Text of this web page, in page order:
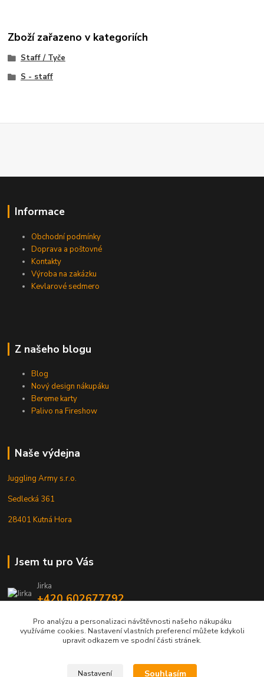
Zboží zařazeno v kategoriích
Staff / Tyče
S - staff
Informace
Obchodní podmínky
Doprava a poštovné
Kontakty
Výroba na zakázku
Kevlarové sedmero
Z našeho blogu
Blog
Nový design nákupáku
Bereme karty
Palivo na Fireshow
Naše výdejna
Juggling Army s.r.o.
Sedlecká 361
28401 Kutná Hora
Jsem tu pro Vás
Jirka
+420 602677792
info@jarmy.cz
Pro analýzu a personalizaci návštěvnosti našeho nákupáku
využíváme cookies. Nastavení vlastních preferencí můžete kdykoli
upravit odkazem ve spodní části stránek.
Nastavení Souhlasím